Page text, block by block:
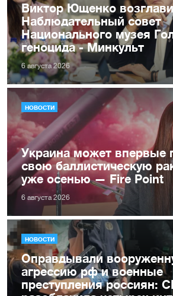
Виктор Ющенко
Наблюдательный совет
Национального музея
геноцида - Минкульт
6 августа 2026
НОВОСТИ
Украина может впервые
свою баллистическую
уже осенью — Fire Point
6 августа 2026
НОВОСТИ
Оправдывали
агрессию рф и военные
преступления россиян: